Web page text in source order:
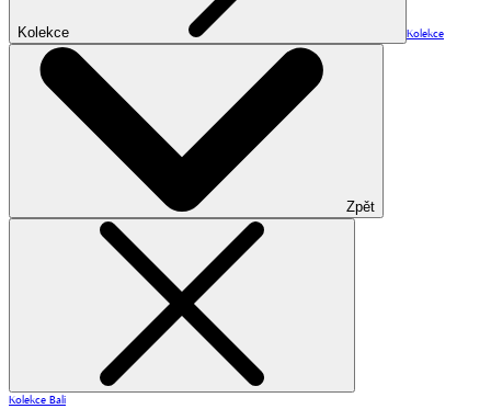
Kolekce Kolekce
Zpět
Kolekce Bali